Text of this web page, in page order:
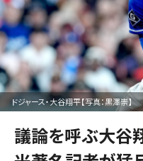
ドジャース・大谷翔平【写真：黒澤崇】
議論を呼ぶ大谷